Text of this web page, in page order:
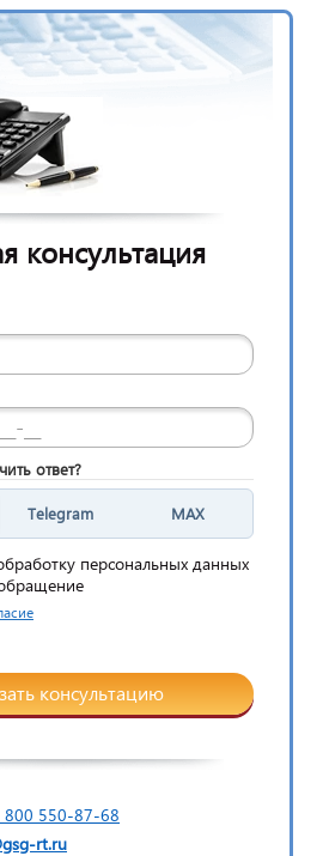
консультация
ответ?
Telegram MAX
персональных данных
консультацию
800 550-87-68
rt.ru